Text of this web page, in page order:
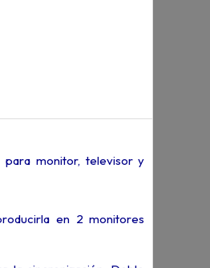
para monitor, televisor y
en 2 monitores